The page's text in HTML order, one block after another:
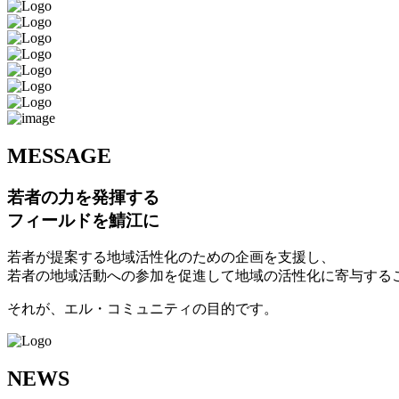
MESSAGE
若者の力を発揮する
フィールドを鯖江に
若者が提案する地域活性化のための企画を支援し、
若者の地域活動への参加を促進して地域の活性化に寄与する
それが、エル・コミュニティの目的です。
NEWS